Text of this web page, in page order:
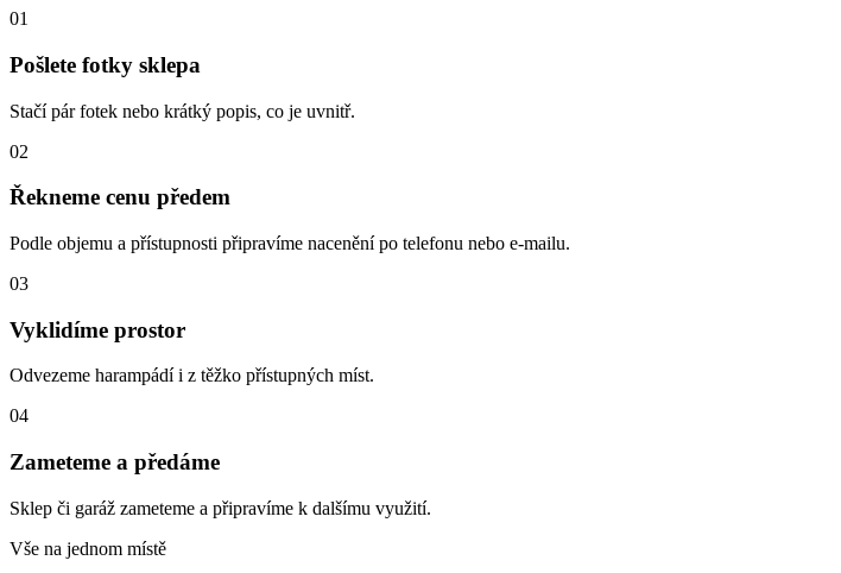
01
Pošlete fotky sklepa
Stačí pár fotek nebo krátký popis, co je uvnitř.
02
Řekneme cenu předem
Podle objemu a přístupnosti připravíme nacenění po telefonu nebo e-mailu.
03
Vyklidíme prostor
Odvezeme harampádí i z těžko přístupných míst.
04
Zameteme a předáme
Sklep či garáž zameteme a připravíme k dalšímu využití.
Vše na jednom místě